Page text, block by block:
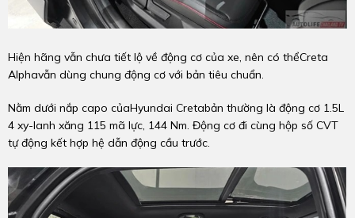
Hiện hãng vẫn chưa tiết lộ về động cơ của xe, nên có thểCreta
Alphavẫn dùng chung động cơ với bản tiêu chuẩn.
Nằm dưới nắp capo củaHyundai Cretabản thường là động cơ 1.5L
4 xy-lanh xăng 115 mã lực, 144 Nm. Động cơ đi cùng hộp số CVT
tự động kết hợp hệ dẫn động cầu trước.